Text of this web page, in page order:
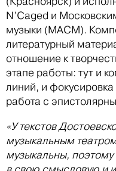
N’Caged и
музыки (МАСМ).
литературный
отношение к
этапе работы: тут и
линий, и
работа с
«У текстов
музыкальным
музыкальны,